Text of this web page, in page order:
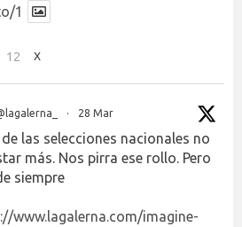
1
12 X
· 28 Mar
las selecciones nacionales no
más. Nos pirra ese rollo. Pero
siempre
www.lagalerna.com/imagine-